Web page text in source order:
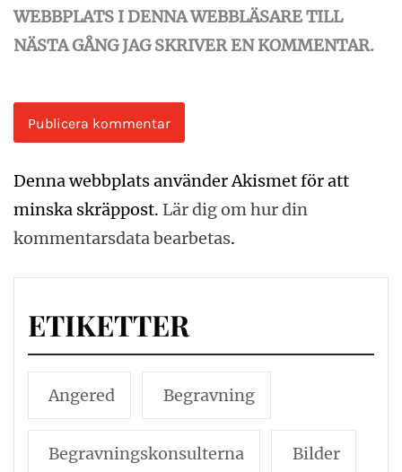
WEBBPLATS I DENNA WEBBLÄSARE TILL
NÄSTA GÅNG JAG SKRIVER EN KOMMENTAR.
Denna webbplats använder Akismet för att
minska skräppost. Lär dig om hur din
kommentarsdata bearbetas.
ETIKETTER
Angered Begravning
Begravningskonsulterna Bilder